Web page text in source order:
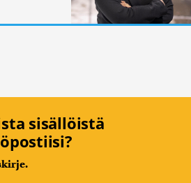
sisällöistä